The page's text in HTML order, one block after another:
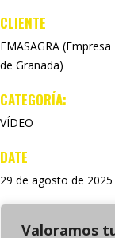
Valoramos
CLIENTE
EMASAGRA
de Granada)
CATEGORÍA:
VÍDEO
DATE
29 de agosto de 2025